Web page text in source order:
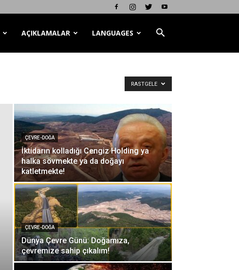
AÇIKLAMALAR LANGUAGES
RASTGELE
ÇEVRE-DOĞA
İktidarın kolladığı Cengiz Holding ya
halka sövmekte ya da doğayı
katletmekte!
ÇEVRE-DOĞA
Dünya Çevre Günü: Doğamıza,
çevremize sahip çıkalım!